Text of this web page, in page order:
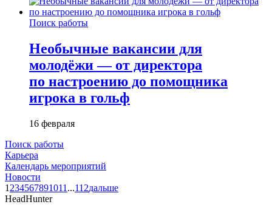
Поиск работы
Необычные вакансии для
молодёжи — от директора
по настроению до помощника
игрока в гольф
16 февраля
Поиск работы
Карьера
Календарь мероприятий
Новости
1 234567891011 ...112дальше
HeadHunter